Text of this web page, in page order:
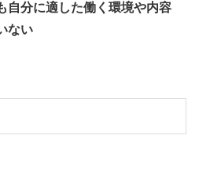
自分に適した働く環境や内容
ない